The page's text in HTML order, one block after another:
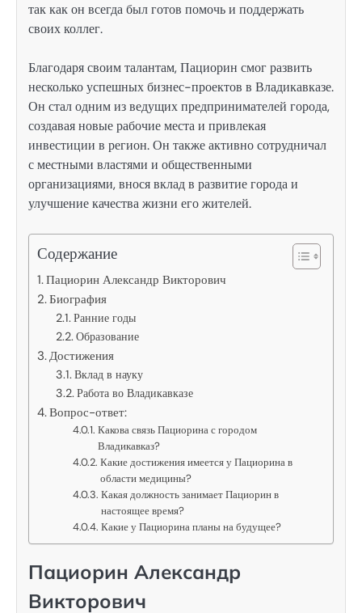
так как он всегда был готов помочь и поддержать
своих коллег.
Благодаря своим талантам, Пациорин смог развить
несколько успешных бизнес-проектов в Владикавказе.
Он стал одним из ведущих предпринимателей города,
создавая новые рабочие места и привлекая
инвестиции в регион. Он также активно сотрудничал
с местными властями и общественными
организациями, внося вклад в развитие города и
улучшение качества жизни его жителей.
Содержание
Пациорин Александр Викторович
Биография
Ранние годы
Образование
Достижения
Вклад в науку
Работа во Владикавказе
Вопрос-ответ:
Какова связь Пациорина с городом
Владикавказ?
Какие достижения имеется у Пациорина в
области медицины?
Какая должность занимает Пациорин в
настоящее время?
Какие у Пациорина планы на будущее?
Пациорин Александр
Викторович